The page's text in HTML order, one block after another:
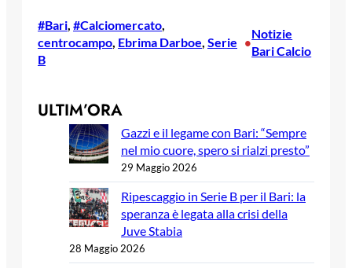
#Bari, #Calciomercato
centrocampo, Ebrima Darboe, Serie
B
•
Notizie
Bari Calcio
ULTIM’ORA
Gazzi e il legame con Bari: “Sempre
nel mio cuore, spero si rialzi presto”
29 Maggio 2026
Ripescaggio in Serie B per il Bari: la
speranza è legata alla crisi della
Juve Stabia
28 Maggio 2026